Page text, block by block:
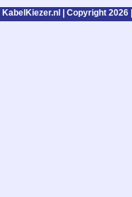
KabelKiezer.nl | Copyright 2026